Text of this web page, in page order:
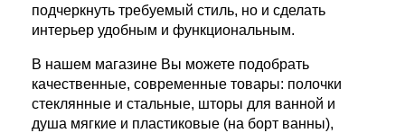
подчеркнуть требуемый стиль, но и сделать
интерьер удобным и функциональным.
В нашем магазине Вы можете подобрать
качественные, современные товары: полочки
стеклянные и стальные, шторы для ванной и
душа мягкие и пластиковые (на борт ванны),